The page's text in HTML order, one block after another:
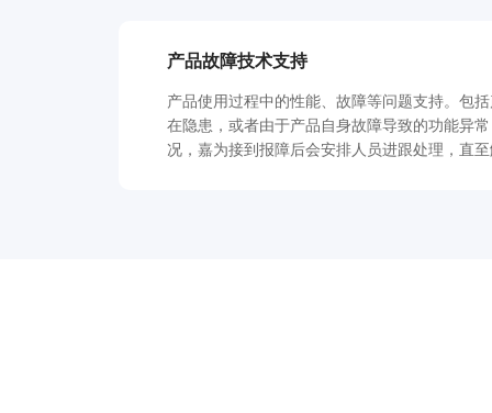
产品故障技术支持
产品使用过程中的性能、故障等问题支持。包
在隐患，或者由于产品自身故障导致的功能异
况，嘉为接到报障后会安排人员进跟处理，直至